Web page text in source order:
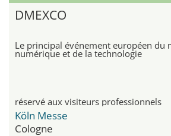
DMEXCO
Le principal événement européen du
numérique et de la technologie
réservé aux visiteurs professionnels
Köln Messe
Cologne